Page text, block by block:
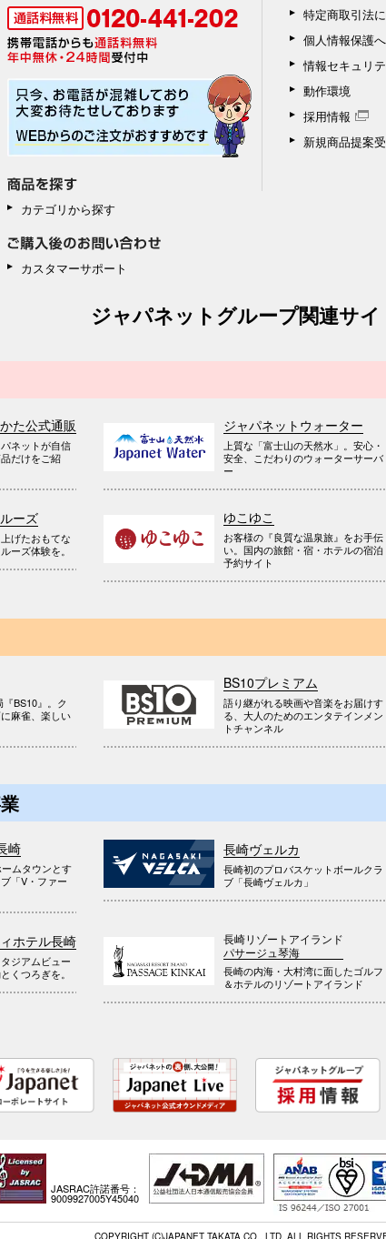
カテゴリから探す
カスタマーサポート
特定商取引法
個人情報保護
情報セキュリ
動作環境
採用情報
新規商品提案
ジャパネットグループ関連サイ
た公式通販
ネットが自信
だけをご紹
ジャパネットウォーター
上質な「富士山の天然水」。安心・
安全、こだわりのウォーターサーバ
ー
ーズ
げたおもてな
ーズ体験を。
ゆこゆこ
お客様の『良質な温泉旅』をお手伝
い。国内の旅館・宿・ホテルの宿泊
予約サイト
BS10』。ク
麻雀、楽しい
BS10プレミアム
語り継がれる映画や音楽をお届けす
る、大人のためのエンタテインメン
トチャンネル
崎
ムタウンとす
「V・ファー
長崎ヴェルカ
長崎初のプロバスケットボールクラ
ブ「長崎ヴェルカ」
ホテル長崎
ジアムビュー
くつろぎを。
長崎リゾートアイランド
パサージュ琴海
長崎の内海・大村湾に面したゴルフ
＆ホテルのリゾートアイランド
JASRAC許諾番号：
9009927005Y45040
COPYRIGHT (C)JAPANET TAKATA CO., LTD. ALL RIGHTS